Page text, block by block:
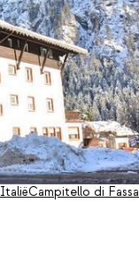
ItaliëCampitello di Fassa